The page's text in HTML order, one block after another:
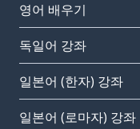
영어 배우기
독일어 강좌
일본어 (한자) 강좌
일본어 (로마자) 강좌